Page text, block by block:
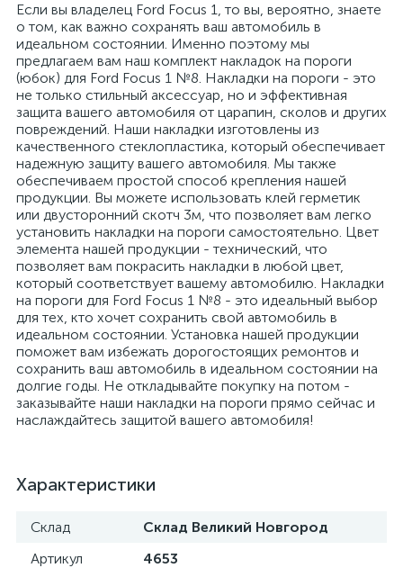
Если вы владелец Ford Focus 1, то вы, вероятно, знаете
о том, как важно сохранять ваш автомобиль в
идеальном состоянии. Именно поэтому мы
предлагаем вам наш комплект накладок на пороги
(юбок) для Ford Focus 1 №8. Накладки на пороги - это
не только стильный аксессуар, но и эффективная
защита вашего автомобиля от царапин, сколов и других
повреждений. Наши накладки изготовлены из
качественного стеклопластика, который обеспечивает
надежную защиту вашего автомобиля. Мы также
обеспечиваем простой способ крепления нашей
продукции. Вы можете использовать клей герметик
или двусторонний скотч 3м, что позволяет вам легко
установить накладки на пороги самостоятельно. Цвет
элемента нашей продукции - технический, что
позволяет вам покрасить накладки в любой цвет,
который соответствует вашему автомобилю. Накладки
на пороги для Ford Focus 1 №8 - это идеальный выбор
для тех, кто хочет сохранить свой автомобиль в
идеальном состоянии. Установка нашей продукции
поможет вам избежать дорогостоящих ремонтов и
сохранить ваш автомобиль в идеальном состоянии на
долгие годы. Не откладывайте покупку на потом -
заказывайте наши накладки на пороги прямо сейчас и
наслаждайтесь защитой вашего автомобиля!
Характеристики
Склад
Склад Великий Новгород
Артикул
4653